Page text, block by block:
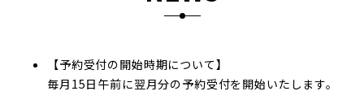
【予約受付の開始時期について】
毎月15日午前に翌月分の予約受付を開始いたします。